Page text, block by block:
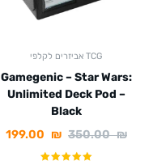
אביזרים לקלפי TCG
Gamegenic – Star Wars:
Unlimited Deck Pod –
Black
350.00 ₪
199.00 ₪